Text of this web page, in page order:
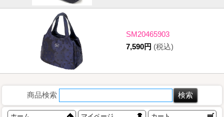
SM20465903
7,590円 (税込)
商品検索